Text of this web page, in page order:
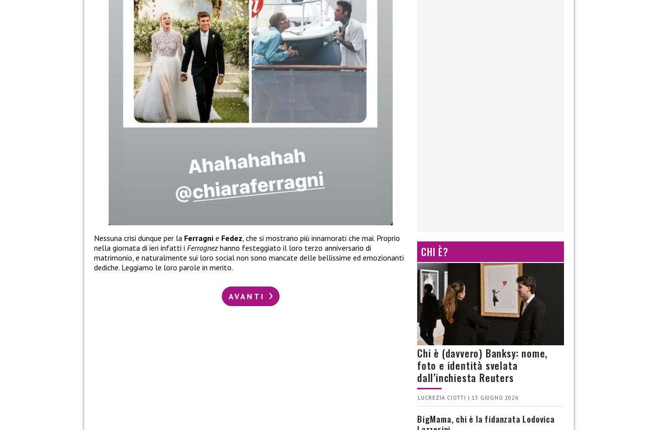
Nessuna crisi dunque per la Ferragni e Fedez, che si mostrano più innamorati che mai. Proprio
nella giornata di ieri infatti i Ferragnez hanno festeggiato il loro terzo anniversario di
matrimonio, e naturalmente sui loro social non sono mancate delle bellissime ed emozionanti
dediche. Leggiamo le loro parole in merito.
AVANTI
CHI È?
Chi è (davvero) Banksy: nome,
foto e identità svelata
dall’inchiesta Reuters
LUCREZIA CIOTTI | 13 GIUGNO 2026
BigMama, chi è la fidanzata Lodovica